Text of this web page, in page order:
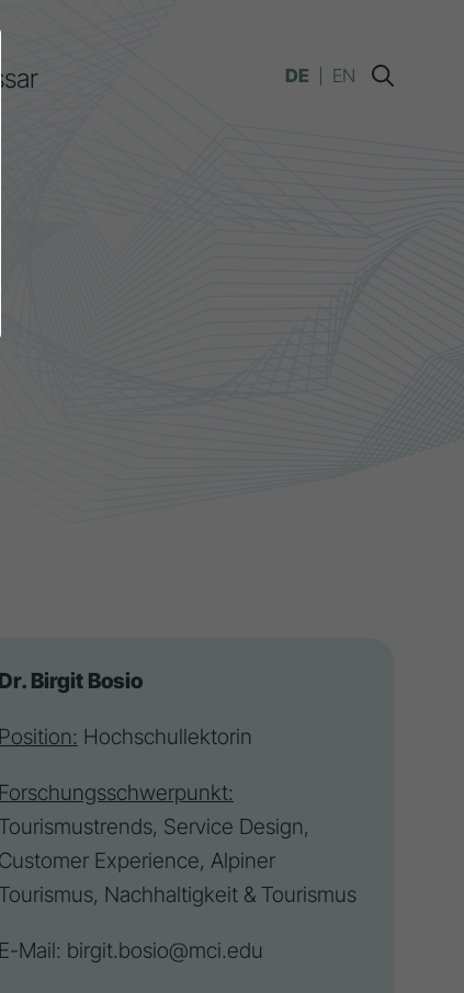
DE EN
Dr. Birgit Bosio
Position: Hochschullektorin
Forschungsschwerpunkt:
Tourismustrends, Service Design,
Customer Experience,Alpiner
Tourismus, Nachhaltigkeit & Tourismus
E-Mail: birgit.bosio@mci.edu